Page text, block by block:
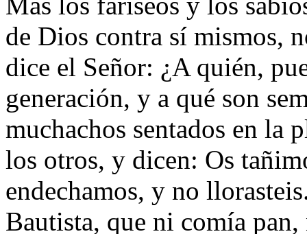
de Dios contra sí mismos,
dice el Señor: ¿A quién,
generación, y a qué son
muchachos sentados en la
los otros, y dicen: Os
endechamos, y no
Bautista, que ni comía